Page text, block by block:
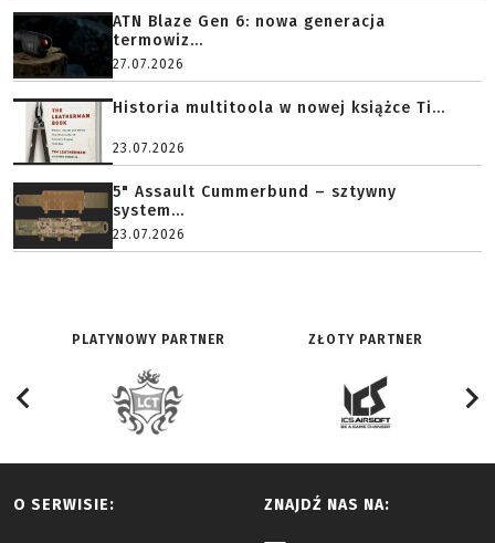
ATN Blaze Gen 6: nowa generacja
termowiz...
27.07.2026
Historia multitoola w nowej książce Ti...
23.07.2026
5" Assault Cummerbund – sztywny
system...
23.07.2026
PLATYNOWY PARTNER ZŁOTY PARTNER
O SERWISIE: ZNAJDŹ NAS NA: